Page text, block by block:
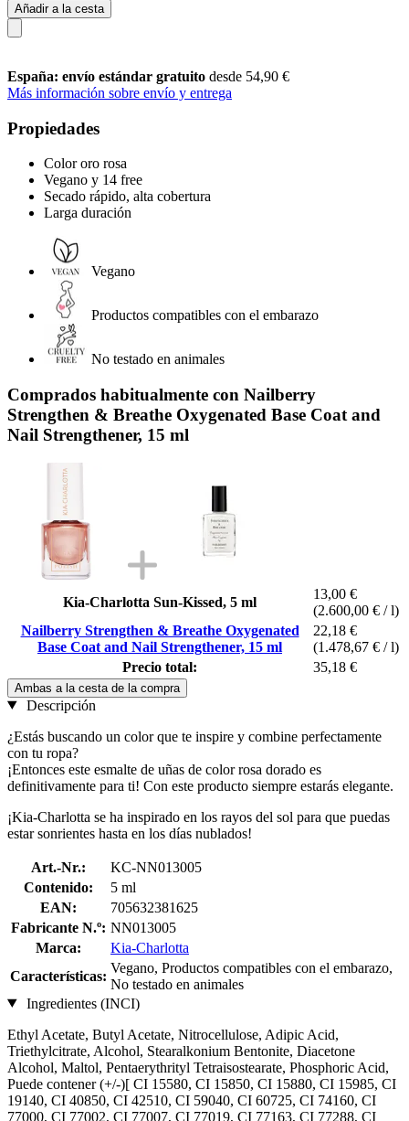
Añadir a la cesta
España: envío estándar gratuito desde 54,90 €
Más información sobre envío y entrega
Propiedades
Color oro rosa
Vegano y 14 free
Secado rápido, alta cobertura
Larga duración
Vegano
Productos compatibles con el embarazo
No testado en animales
Comprados habitualmente con Nailberry
Strengthen & Breathe Oxygenated Base Coat and
Nail Strengthener, 15 ml
Kia-Charlotta Sun-Kissed, 5 ml
13,00 €
(2.600,00 € / l)
Nailberry Strengthen & Breathe Oxygenated
Base Coat and Nail Strengthener, 15 ml
22,18 €
(1.478,67 € / l)
Precio total:
35,18 €
Ambas a la cesta de la compra
Descripción
¿Estás buscando un color que te inspire y combine perfectamente
con tu ropa?
¡Entonces este esmalte de uñas de color rosa dorado es
definitivamente para ti! Con este producto siempre estarás elegante.
¡Kia-Charlotta se ha inspirado en los rayos del sol para que puedas
estar sonrientes hasta en los días nublados!
Art.-Nr.:
KC-NN013005
Contenido:
5 ml
EAN:
705632381625
Fabricante N.º: NN013005
Marca:
Kia-Charlotta
Características:
Vegano, Productos compatibles con el embarazo,
No testado en animales
Ingredientes (INCI)
Ethyl Acetate, Butyl Acetate, Nitrocellulose, Adipic Acid,
Triethylcitrate, Alcohol, Stearalkonium Bentonite, Diacetone
Alcohol, Maltol, Pentaerythrityl Tetraisostearate, Phosphoric Acid,
Puede contener (+/-)[ CI 15580, CI 15850, CI 15880, CI 15985, CI
19140, CI 40850, CI 42510, CI 59040, CI 60725, CI 74160, CI
77000, CI 77002, CI 77007, CI 77019, CI 77163, CI 77288, CI